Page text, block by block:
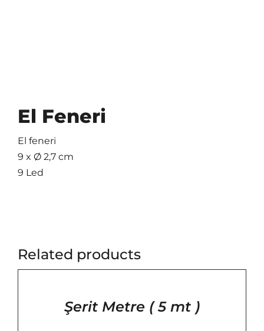
El Feneri
El feneri
9 x Ø 2,7 cm
9 Led
Related products
Şerit Metre ( 5 mt )